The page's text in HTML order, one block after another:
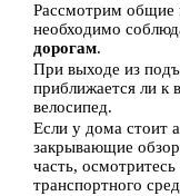
Рассмотрим общие
необходимо
дорогам.
При выходе из
приближается ли к
велосипед.
Если у дома стоит
закрывающие
часть,
транспортного